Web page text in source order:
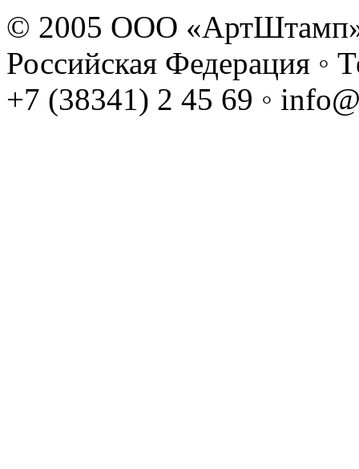
© 2005 ООО «АртШтамп»
Российская Федерация ◦
+7 (38341) 2 45 69 ◦